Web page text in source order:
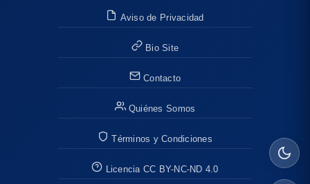
Aviso de Privacidad
Bio Site
Contacto
Quiénes Somos
Términos y Condiciones
Licencia CC BY-NC-ND 4.0